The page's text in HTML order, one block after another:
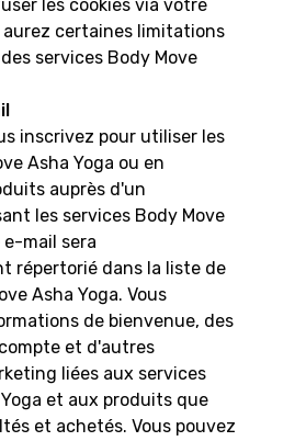
les cookies via votre
certaines limitations
services Body Move
inscrivez pour utiliser les
Asha Yoga ou en
auprès d'un
les services Body Move
e-mail sera
répertorié dans la liste de
Asha Yoga. Vous
de bienvenue, des
et d'autres
liées aux services
et aux produits que
et achetés. Vous pouvez